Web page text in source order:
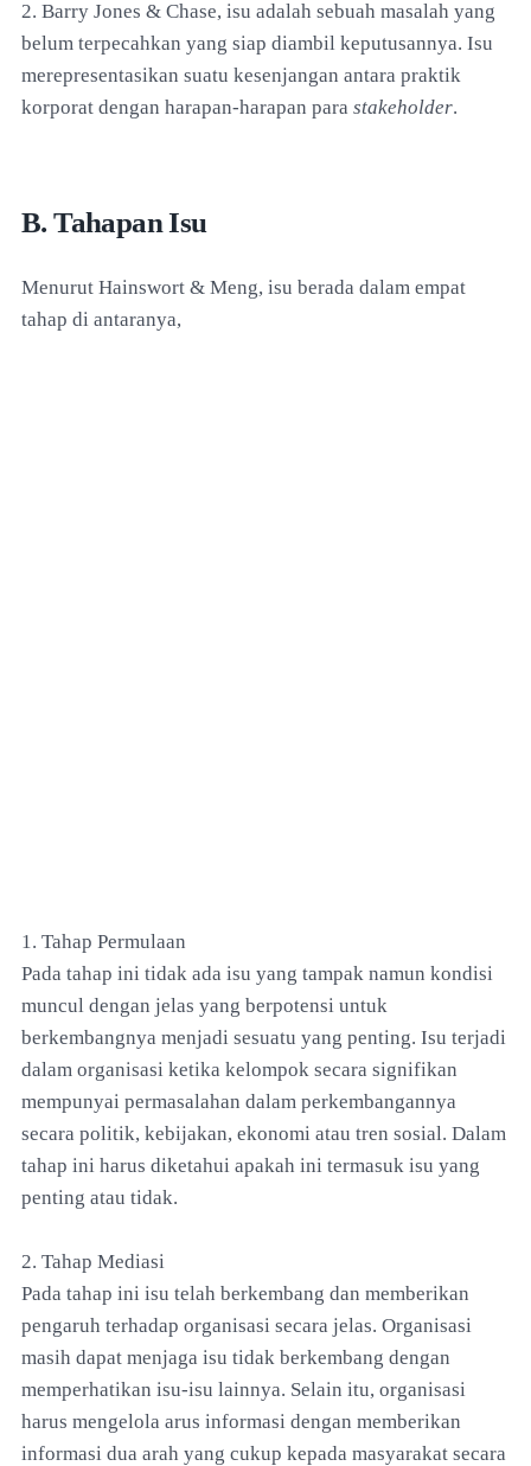
2. Barry Jones & Chase, isu adalah sebuah masalah yang
belum terpecahkan yang siap diambil keputusannya. Isu
merepresentasikan suatu kesenjangan antara praktik
korporat dengan harapan-harapan para stakeholder.
B. Tahapan Isu
Menurut Hainswort & Meng, isu berada dalam empat
tahap di antaranya,
1. Tahap Permulaan
Pada tahap ini tidak ada isu yang tampak namun kondisi
muncul dengan jelas yang berpotensi untuk
berkembangnya menjadi sesuatu yang penting. Isu terjadi
dalam organisasi ketika kelompok secara signifikan
mempunyai permasalahan dalam perkembangannya
secara politik, kebijakan, ekonomi atau tren sosial. Dalam
tahap ini harus diketahui apakah ini termasuk isu yang
penting atau tidak.
2. Tahap Mediasi
Pada tahap ini isu telah berkembang dan memberikan
pengaruh terhadap organisasi secara jelas. Organisasi
masih dapat menjaga isu tidak berkembang dengan
memperhatikan isu-isu lainnya. Selain itu, organisasi
harus mengelola arus informasi dengan memberikan
informasi dua arah yang cukup kepada masyarakat secara